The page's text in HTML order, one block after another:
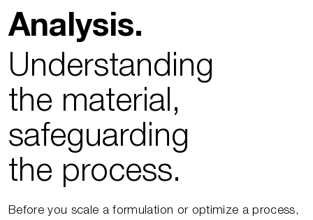
Analysis.
Understanding
the material,
safeguarding
the process.
Before you scale a formulation or optimize a process,